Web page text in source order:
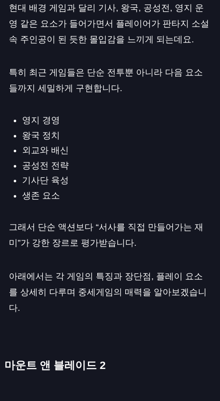
현대 배경 게임과 달리 기사, 왕국, 공성전, 영지 운
영 같은 요소가 들어가면서 플레이어가 판타지 소설
속 주인공이 된 듯한 몰입감을 느끼게 되는데요.
특히 최근 게임들은 단순 전투뿐 아니라 다음 요소
들까지 세밀하게 구현합니다.
영지 경영
왕국 정치
외교와 배신
공성전 전략
기사단 육성
생존 요소
그래서 단순 액션보다 “서사를 직접 만들어가는 재
미”가 강한 장르로 평가받습니다.
아래에서는 각 게임의 특징과 장단점, 플레이 요소
를 상세히 다루며 중세게임의 매력을 알아보겠습니
다.
마운트 앤 블레이드 2